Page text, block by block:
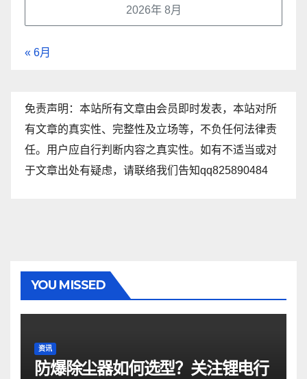
2026年 8月
« 6月
免责声明：本站所有文章由会员即时发表，本站对所
有文章的真实性、完整性及立场等，不负任何法律责
任。用户应自行判断内容之真实性。如有不适当或对
于文章出处有疑虑，请联络我们告知qq825890484
YOU MISSED
资讯
防爆除尘器如何选型？关注锂电行